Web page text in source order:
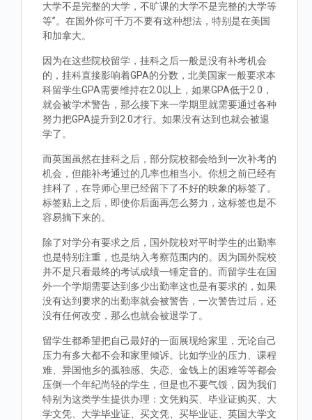
大学不是完整的大学，不旷课的大学不是完整的大学等
等”。在国外你可千万不要有这种想法，特别是在美国
和加拿大。
因为在这些院校留学，挂科之后一般是没有补考机会
的，挂科直接影响着GPA的分数，北美国家一般要求本
科留学生GPA需要维持在2.0以上，如果GPA低于2.0，
就会被学术警告，那么接下来一学期里就需要通过各种
努力把GPA提升到2.0才行。如果没有达到也就会被退
学了。
而英国虽然在挂科之后，部分院校都会给到一次补考的
机会，但能补考通过的几率也相当小。你想之前已经有
挂科了，在导师心里已经留下了不好的映象的标签了。
标签贴上之后，即使你后面再怎么努力，这标签也是不
容易摘下来的。
除了对学分有要求之后，国外院校对平时学生的出勤率
也是特别注重，也是纳入考察范围内的。因为国外院校
并不是只看最终的考试成绩一锤定音的。而留学生在国
外一个学期需要达到多少出勤率这也是有要求的，如果
没有达到要求的出勤率就会被警告，一次警告过后，还
没有任何改变，那么也就会被退学了。
留学生都希望把自己最好的一面展现给家里，无论自己
压力有多大都不会和家里倾诉。比如学业的压力、课程
难、异国他乡的孤独感、失恋、金钱上的困难等等都会
压倒一个年纪尚轻的学生，但是也不要气馁，因为我们
特别为这类学生提供办理：文凭购买、毕业证购买、大
学文凭、大学毕业证、买文凭、买毕业证、英国大学文